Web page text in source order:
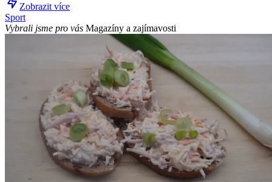
Zobrazit více
Sport
Vybrali jsme pro vás Magazíny a zajímavosti